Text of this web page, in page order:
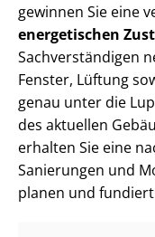
gewinnen Sie eine
energetischen
Sach­ver­stän­di­gen
Fenster, Lüftung
genau unter die
des aktuellen
erhalten Sie eine
Sanierungen und
planen und